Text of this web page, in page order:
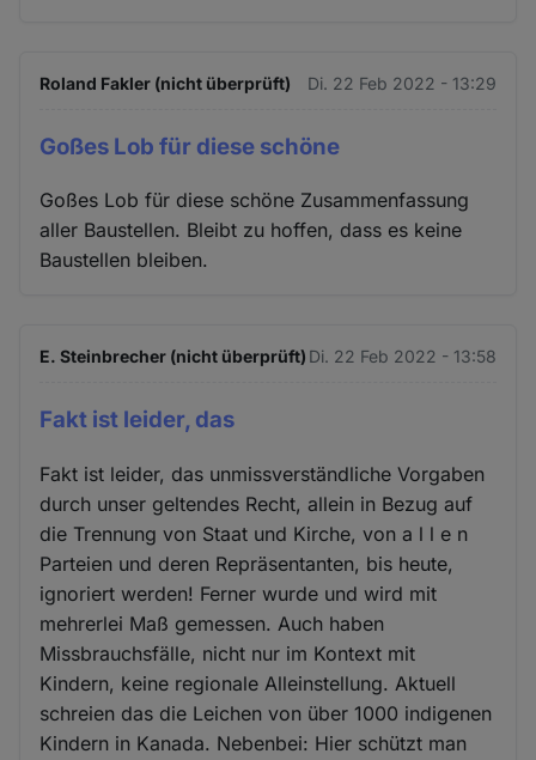
Roland Fakler (nicht überprüft) Di. 22 Feb 2022 - 13:29
Goßes Lob für diese schöne
Goßes Lob für diese schöne Zusammenfassung
aller Baustellen. Bleibt zu hoffen, dass es keine
Baustellen bleiben.
E. Steinbrecher (nicht überprüft) Di. 22 Feb 2022 - 13:58
Fakt ist leider, das
Fakt ist leider, das unmissverständliche Vorgaben
durch unser geltendes Recht, allein in Bezug auf
die Trennung von Staat und Kirche, von a l l e n
Parteien und deren Repräsentanten, bis heute,
ignoriert werden! Ferner wurde und wird mit
mehrerlei Maß gemessen. Auch haben
Missbrauchsfälle, nicht nur im Kontext mit
Kindern, keine regionale Alleinstellung. Aktuell
schreien das die Leichen von über 1000 indigenen
Kindern in Kanada. Nebenbei: Hier schützt man